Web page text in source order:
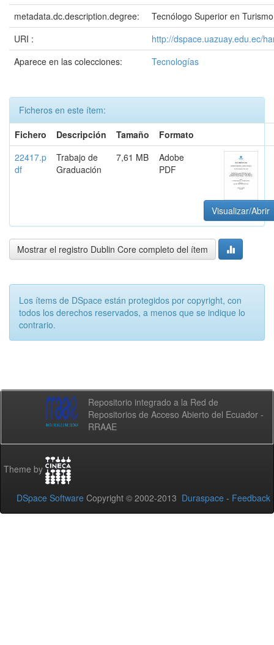
metadata.dc.description.degree:
Tecnólogo Superior en
URI :
http://dspace.uazuay.edu.ec/
Aparece en las colecciones:
Tecnologías
Ficheros en este ítem:
Fichero
Descripción Tamaño
Formato
22417.p
df
Trabajo de
Graduación
7,61 MB
Adobe
PDF
Visualizar/Abrir
Mostrar el registro Dublin Core completo del ítem
Los ítems de DSpace están protegidos por copyright, con
todos los derechos reservados, a menos que se indique lo
contrario.
Repositorio integrado a la Red de
Repositorios de Acceso Abierto del Ecuador -
RRAAE
Theme by
DSpace Software Copyright © 2002-2013 Duraspace - Feedback